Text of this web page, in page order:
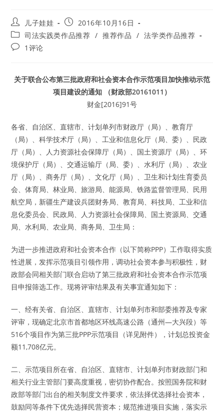
Post
author:
儿子娃娃
Post
published:
2016年10月16日
Post
category:
司法实践类作品推荐 / 推荐作品 / 法学类作品推荐
Post1评论
关于联合公布第三批政府和社会资本合作示范项目加快推动示范
项目建设的通知 （财政部20161011）
财金[2016]91号
各省、自治区、直辖市、计划单列市财政厅（局）、教育厅
（局）、科学技术厅（局）、工业和信息化厅（局、委）、民政
厅（局）、人力资源社会保障厅（局）、国土资源厅（局）、环
境保护厅（局）、交通运输厅（局、委）、水利厅（局）、农业
厅（局）、商务厅（局）、文化厅（局）、卫生和计划生育委员
会、体育局、林业局、旅游局、能源局、铁路监督管理局、民用
航空局，新疆生产建设兵团财务局、教育局、科技局、工业和信
息化委员会、民政局、人力资源社会保障局、国土资源局、交通
局、水利局、农业局、商务局、卫生局：
为进一步推进政府和社会资本合作（以下简称PPP）工作取得实质
性进展，发挥示范项目引领作用，调动社会资本参与积极性，财
政部会同相关部门联合启动了第三批政府和社会资本合作示范项
目申报筛选工作。现将评审结果及有关事宜通知如下：
一、经有关省、自治区、直辖市、计划单列市和部委推荐及专家
评审，现确定北京市首都地区环线高速公路（通州—大兴段）等
516个项目作为第三批PPP示范项目（详见附件），计划总投资金
额11,708亿元。
二、示范项目所在省、自治区、直辖市、计划单列市财政部门和
相关行业主管部门要高度重视，密切协作配合。按照国务院和财
政部等部门出台的相关制度文件要求，依法择优选择社会资本，
鼓励同等条件下优先选择民营资本；规范推进项目实施，落实示